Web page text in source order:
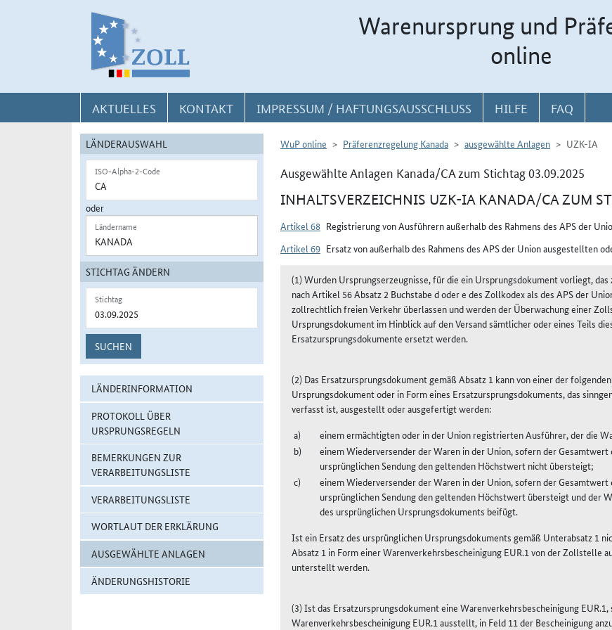
Warenursprung und
online
AKTUELLES KONTAKT IMPRESSUM / HAFTUNGSAUSSCHLUSS HILFE FAQ
LÄNDERAUSWAHL
ISO-Alpha-2-Code
oder
Ländername
STICHTAG ÄNDERN
Stichtag
SUCHEN
LÄNDERINFORMATION
PROTOKOLL ÜBER
URSPRUNGSREGELN
BEMERKUNGEN ZUR
VERARBEITUNGSLISTE
VERARBEITUNGSLISTE
WORTLAUT DER ERKLÄRUNG
AUSGEWÄHLTE ANLAGEN
ÄNDERUNGSHISTORIE
WuP online Präferenzregelung Kanada ausgewählte Anlagen UZK-IA
Ausgewählte Anlagen Kanada/CA zum Stichtag 03.09.2025
INHALTSVERZEICHNIS UZK-IA KANADA/CA ZUM
Artikel 68 Registrierung von Ausführern außerhalb des Rahmens des APS der
Artikel 69 Ersatz von außerhalb des Rahmens des APS der Union ausgestellten
(1) Wurden Ursprungserzeugnisse, für die ein Ursprungsdokument vorliegt,
nach Artikel 56 Absatz 2 Buchstabe d oder e des Zollkodex als des APS der
zollrechtlich freien Verkehr überlassen und werden der Überwachung einer
Ursprungsdokument im Hinblick auf den Versand sämtlicher oder eines Teils
Ersatzursprungsdokumente ersetzt werden.
(2) Das Ersatzursprungsdokument gemäß Absatz 1 kann von einer der
Ursprungsdokument oder in Form eines Ersatzursprungsdokuments, das
verfasst ist, ausgestellt oder ausgefertigt werden:
einem ermächtigten oder in der Union registrierten Ausführer, der die
einem Wiederversender der Waren in der Union, sofern der
ursprünglichen Sendung den geltenden Höchstwert nicht übersteigt;
einem Wiederversender der Waren in der Union, sofern der
ursprünglichen Sendung den geltenden Höchstwert übersteigt und der
des ursprünglichen Ursprungsdokuments beifügt.
Ist ein Ersatz des ursprünglichen Ursprungsdokuments gemäß Unterabsatz 1
Absatz 1 in Form einer Warenverkehrsbescheinigung EUR.1 von der Zollstelle
unterstellt werden.
(3) Ist das Ersatzursprungsdokument eine Warenverkehrsbescheinigung
Warenverkehrsbescheinigung EUR.1 ausstellt, in Feld 11 der Bescheinigung